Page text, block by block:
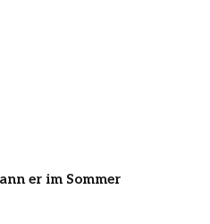
er im Sommer